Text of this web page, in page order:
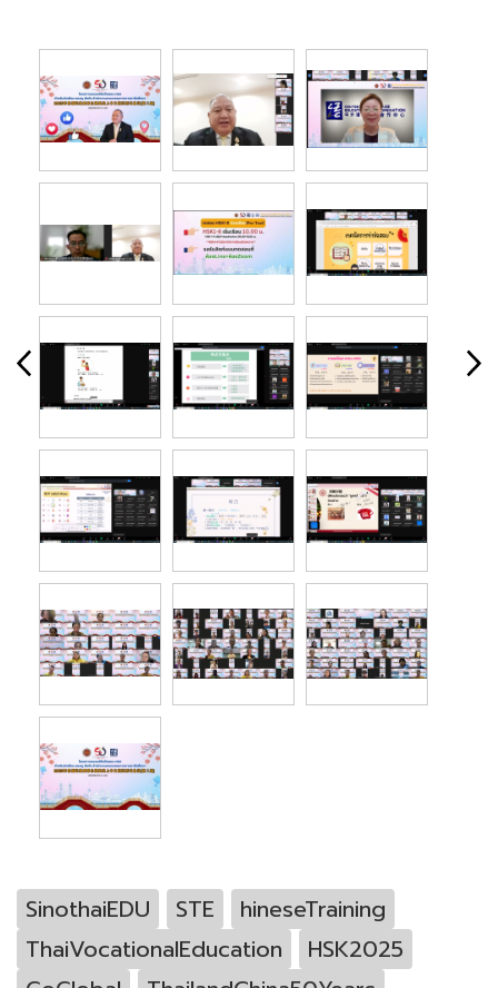
SinothaiEDU STE
hineseTraining
ThaiVocationalEducation
HSK2025